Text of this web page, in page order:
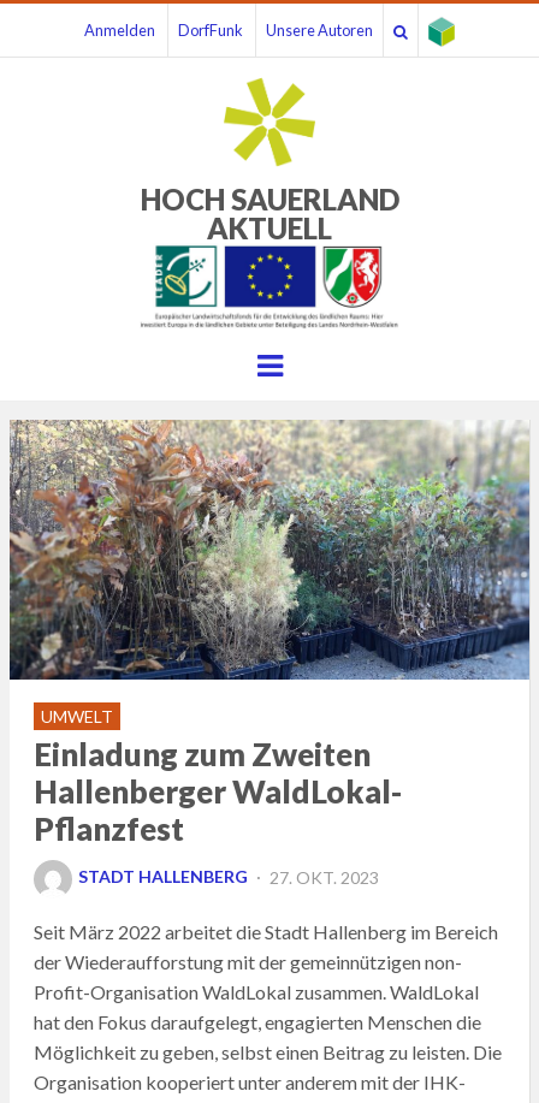
Anmelden DorfFunk Unsere Autoren
HOCH SAUERLAND
AKTUELL
Menu
UMWELT
Einladung zum Zweiten
Hallenberger WaldLokal-
Pflanzfest
STADT HALLENBERG
POSTED
27. OKT. 2023
Seit März 2022 arbeitet die Stadt Hallenberg im Bereich
der Wiederaufforstung mit der gemeinnützigen non-
Profit-Organisation WaldLokal zusammen. WaldLokal
hat den Fokus daraufgelegt, engagierten Menschen die
Möglichkeit zu geben, selbst einen Beitrag zu leisten. Die
Organisation kooperiert unter anderem mit der IHK-